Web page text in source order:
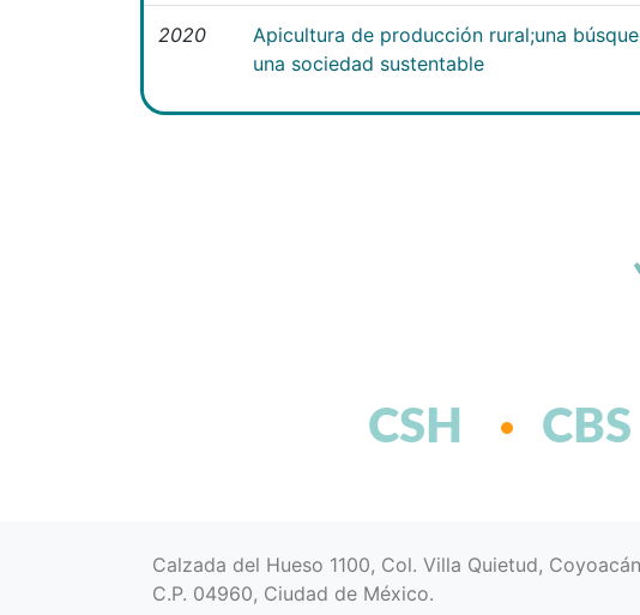
2020
Apicultura de producción rural;una
una sociedad sustentable
CSH CBS
Calzada del Hueso 1100, Col. Villa Quietud,
C.P. 04960, Ciudad de México.